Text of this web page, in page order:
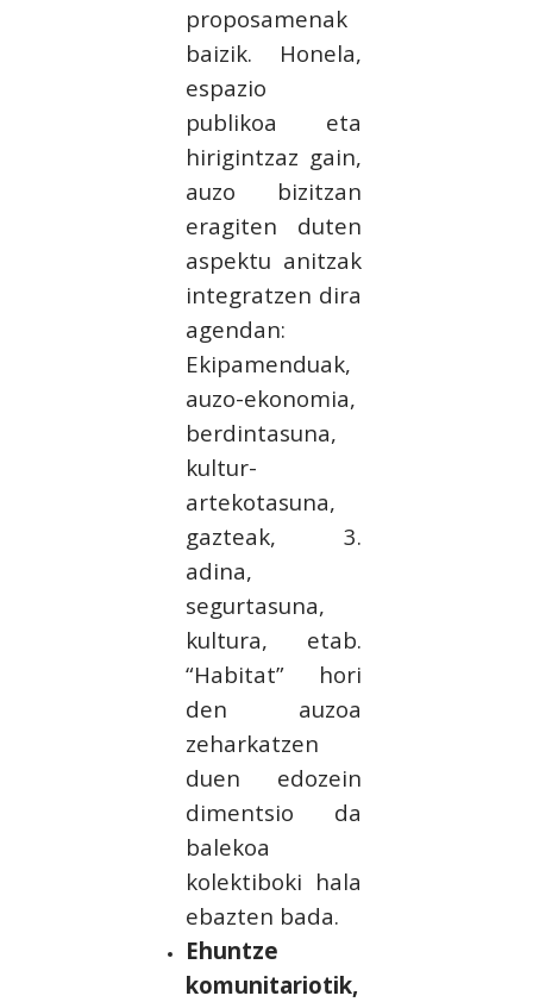
proposamenak
baizik. Honela,
espazio
publikoa eta
hirigintzaz gain,
auzo bizitzan
eragiten duten
aspektu anitzak
integratzen dira
agendan:
Ekipamenduak,
auzo-ekonomia,
berdintasuna,
kultur-
artekotasuna,
gazteak, 3.
adina,
segurtasuna,
kultura, etab.
“Habitat” hori
den auzoa
zeharkatzen
duen edozein
dimentsio da
balekoa
kolektiboki hala
ebazten bada.
Ehuntze
komunitariotik,